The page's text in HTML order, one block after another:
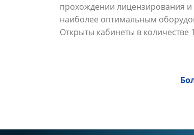
прохождении лицензирования
наиболее оптимальным
Открыты кабинеты в количестве